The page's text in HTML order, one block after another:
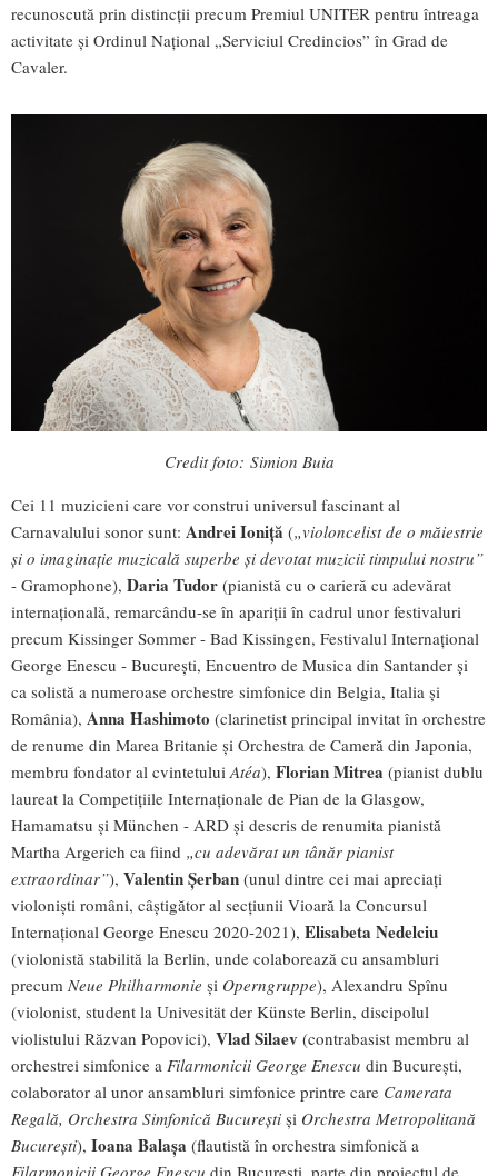
recunoscută prin distincții precum Premiul UNITER pentru întreaga
activitate și Ordinul Național „Serviciul Credincios” în Grad de
Cavaler.
Credit foto: Simion Buia
Cei 11 muzicieni care vor construi universul fascinant al
Carnavalului sonor sunt: Andrei Ioniță („violoncelist de o măiestrie
și o imaginație muzicală superbe și devotat muzicii timpului nostru”
- Gramophone), Daria Tudor (pianistă cu o carieră cu adevărat
internațională, remarcându-se în apariții în cadrul unor festivaluri
precum Kissinger Sommer - Bad Kissingen, Festivalul Internațional
George Enescu - București, Encuentro de Musica din Santander și
ca solistă a numeroase orchestre simfonice din Belgia, Italia și
România), Anna Hashimoto (clarinetist principal invitat în orchestre
de renume din Marea Britanie și Orchestra de Cameră din Japonia,
membru fondator al cvintetuluiAtéa), Florian Mitrea (pianist dublu
laureat la Competițiile Internaționale de Pian de la Glasgow,
Hamamatsu și München - ARD și descris de renumita pianistă
Martha Argerich ca fiind „cu adevărat un tânăr pianist
extraordinar”), Valentin Șerban (unul dintre cei mai apreciați
violoniști români, câștigător al secțiunii Vioară la Concursul
Internațional George Enescu 2020-2021), Elisabeta Nedelciu
(violonistă stabilită la Berlin, unde colaborează cu ansambluri
precum Neue Philharmonie și Operngruppe), Alexandru Spînu
(violonist, student la Univesität der Künste Berlin, discipolul
violistului Răzvan Popovici), Vlad Silaev (contrabasist membru al
orchestrei simfonice a Filarmonicii George Enescu din București,
colaborator al unor ansambluri simfonice printre care Camerata
Regală, Orchestra Simfonică București și Orchestra Metropolitană
București), Ioana Balașa (flautistă în orchestra simfonică a